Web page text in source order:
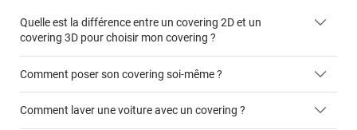
Quelle est la différence entre un covering 2D et un
covering 3D pour choisir mon covering ?
covering 2D
Comment poser son covering soi-même ?
Comment laver une voiture avec un covering ?